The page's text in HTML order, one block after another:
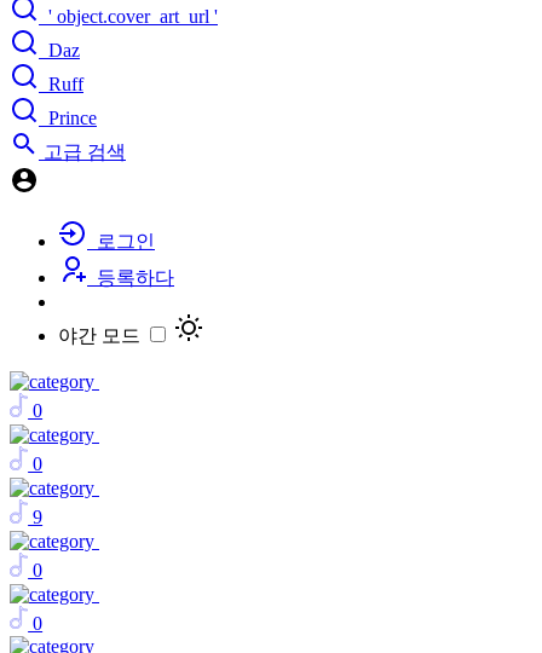
' object.cover_art_url '
Daz
Ruff
Prince
고급 검색
로그인
등록하다
야간 모드
0
0
9
0
0